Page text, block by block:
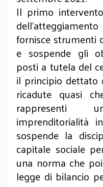
Il primo
fornisce strumenti
e sospende gli
posti a tutela del
il principio dettato
ricadute quasi
rappresenti
imprenditorialità
sospende la
capitale sociale
una norma che
legge di bilancio